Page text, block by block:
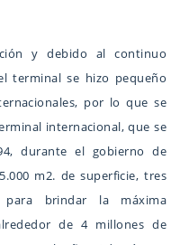
y debido al continuo
terminal se hizo pequeño
por lo que se
internacional, que se
durante el gobierno de
m2. de superficie, tres
para brindar la máxima
de 4 millones de